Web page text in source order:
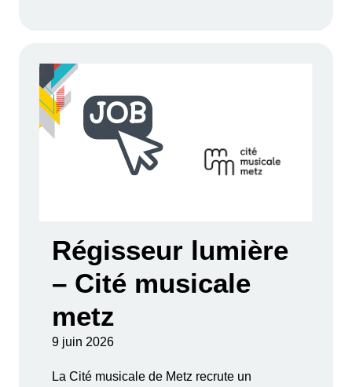
Régisseur lumière
– Cité musicale
metz
9 juin 2026
La Cité musicale de Metz recrute un